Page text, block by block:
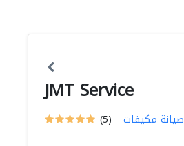
JMT Service
(5) صيانة مكيفات